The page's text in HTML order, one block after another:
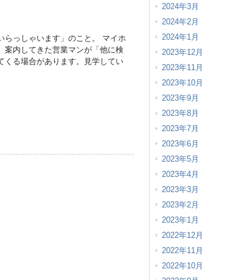
っしゃいます」のこと。 マイホ
案内してきた営業マンが「他に検
くる場合があります。見学してい
2024年3月
2024年2月
2024年1月
2023年12月
2023年11月
2023年10月
2023年9月
2023年8月
2023年7月
2023年6月
2023年5月
2023年4月
2023年3月
2023年2月
2023年1月
2022年12月
2022年11月
2022年10月